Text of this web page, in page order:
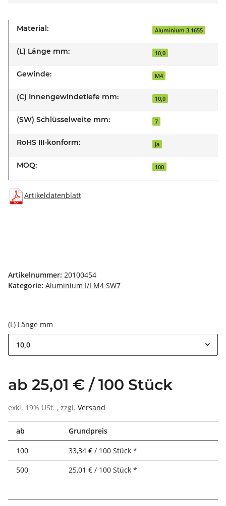
Material: Aluminium 3.1655
(L) Länge mm: 10,0
Gewinde: M4
(C) Innengewindetiefe mm: 10,0
(SW) Schlüsselweite mm: 7
RoHS III-konform: Ja
MOQ: 100
Artikeldatenblatt
Artikelnummer: 20100454
Kategorie: Aluminium I/I M4 SW7
(L) Länge mm
10,0
ab 25,01 € / 100 Stück
exkl. 19% USt. , zzgl. Versand
ab Grundpreis
100
33,34 € / 100 Stück *
500
25,01 € / 100 Stück *